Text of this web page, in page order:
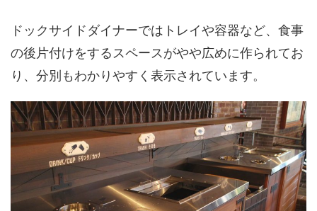
ドックサイドダイナーではトレイや容器など、食事
の後片付けをするスペースがやや広めに作られてお
り、分別もわかりやすく表示されています。